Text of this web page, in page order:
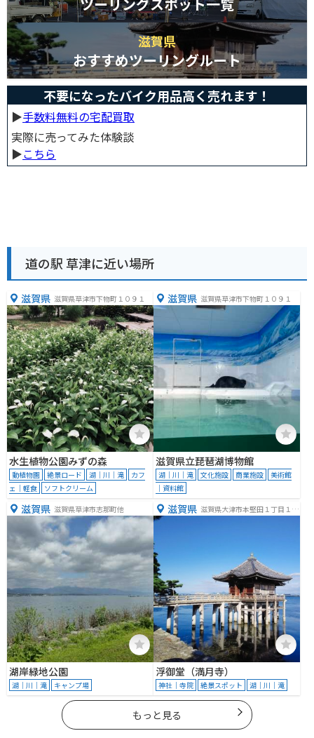
滋賀県
おすすめツーリングルート
不要になったバイク用品高く売れます！
▶︎手数料無料の宅配買取
実際に売ってみた体験談
▶︎こちら
道の駅 草津に近い場所
滋賀県 滋賀県草津市下物町１０９１
水生植物公園みずの森
動植物園 絶景ロード 湖｜川｜滝
カフ
ェ｜軽食
ソフトクリーム
滋賀県 滋賀県草津市下物町１０９１
滋賀県立琵琶湖博物館
湖｜川｜滝 文化施設 商業施設
美術館
｜資料館
滋賀県 滋賀県草津市志那町他
湖岸緑地公園
湖｜川｜滝 キャンプ場
滋賀県 滋賀県大津市本堅田１丁目１６
浮御堂（満月寺）
神社｜寺院 絶景スポット 湖｜川｜滝
もっと見る